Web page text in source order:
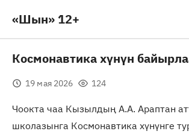
«Шын» 12+
Космонавтика хүнүн
19 мая 2026 124
Чоокта чаа Кызылдың А.А. Араптан
школазынга Космонавтика хүнүнге